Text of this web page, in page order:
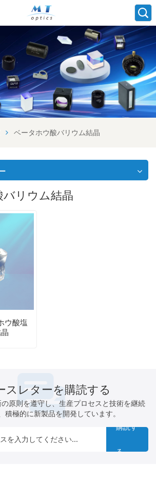
ベータホウ酸バリウム結晶
リウム結晶
ウ酸塩
スレターを購読する
原則を遵守し、生産プロセスと技術を継続
積極的に新製品を開発しています。
購読す
る